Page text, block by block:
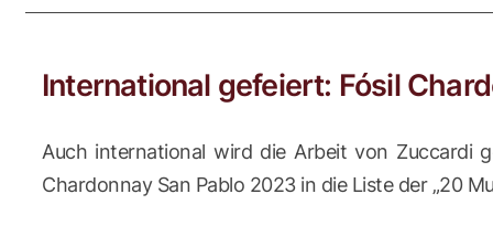
International gefeiert: Fósil
Auch international wird die Arbeit von Zuccardi
Chardonnay San Pablo 2023 in die Liste der „20